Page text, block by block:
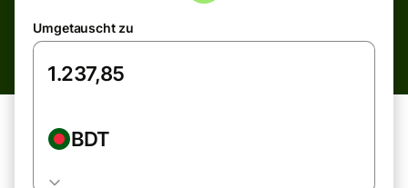
Umgetauscht zu
BDT